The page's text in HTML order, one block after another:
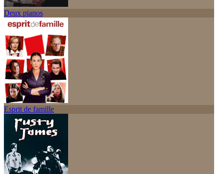
Deux pianos
Esprit de famille